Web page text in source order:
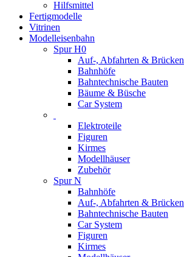
Hilfsmittel
Fertigmodelle
Vitrinen
Modelleisenbahn
Spur H0
Auf-, Abfahrten & Brücken
Bahnhöfe
Bahntechnische Bauten
Bäume & Büsche
Car System
Elektroteile
Figuren
Kirmes
Modellhäuser
Zubehör
Spur N
Bahnhöfe
Auf-, Abfahrten & Brücken
Bahntechnische Bauten
Car System
Figuren
Kirmes